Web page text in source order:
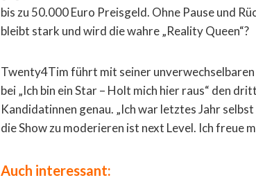
bis zu 50.000 Euro Preisgeld. Ohne Pause und
bleibt stark und wird die wahre „Reality Queen“?
Twenty4Tim führt mit seiner
bei „Ich bin ein Star – Holt mich hier raus“ den
Kandidatinnen genau. „Ich war letztes Jahr
die Show zu moderieren ist next Level. Ich freue
Auch interessant: